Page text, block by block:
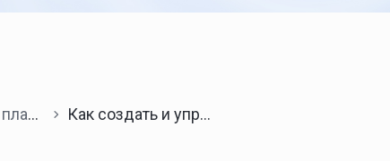
Как создать и управлять списками избранного (вотчлистами) в приложении StocksTrader?